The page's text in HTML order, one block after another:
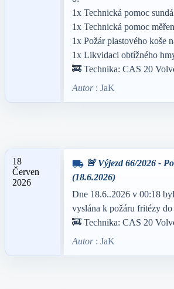
1x Technická pomoc
1x Technická pomoc
1x Požár plastového koše
1x Likvidaci obtížného
🚒 Technika: CAS 20
Autor: JaK
18
Červen
2026
local_shipping 🚨 Výjezd 66/2026 -
(18.6.2026)
Dne 18.6..2026 v 00:18
vyslána k požáru fritézy
🚒 Technika: CAS 20
Autor: JaK